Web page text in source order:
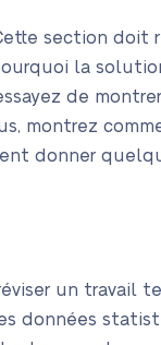
section doit
la
de
montrez
donner
un travail
données